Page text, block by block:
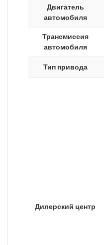
Двигатель
автомобиля
Трансмиссия
автомобиля
Тип привода
Дилерский центр